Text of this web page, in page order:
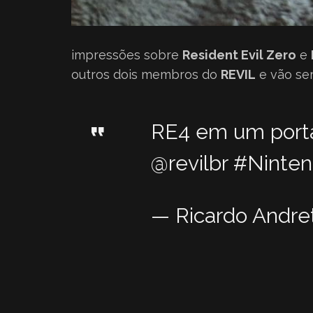
impressões sobre Resident Evil Zero e
outros dois membros do REVIL e vão
RE4 em um
@revilbr
— Ricardo